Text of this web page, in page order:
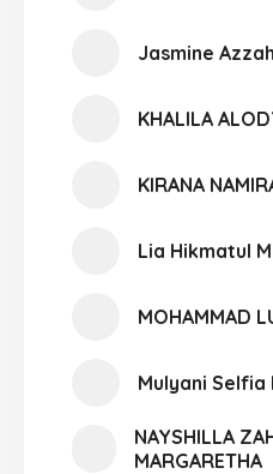
Jasmine
KHALILA
KIRANA
Lia Hikmatul
MOHAMMAD
Mulyani Selfia
NAYSHILLA
MARGARETHA